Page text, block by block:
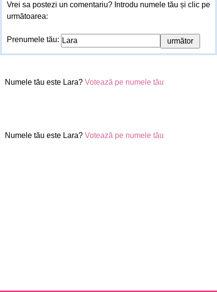
Vrei sa postezi un comentariu? Introdu numele tău și clic pe
următoarea:
Prenumele tău:
Numele tău este Lara? Votează pe numele tău
Numele tău este Lara? Votează pe numele tău